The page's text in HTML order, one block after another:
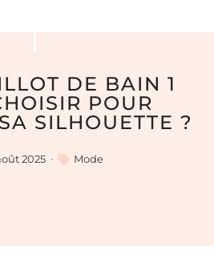
DE BAIN 1
POUR
SILHOUETTE ?
2025 Mode